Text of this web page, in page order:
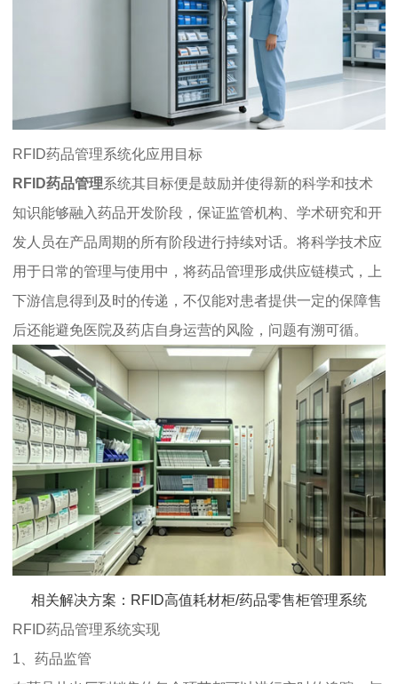
RFID药品管理系统化应用目标
RFID药品管理系统其目标便是鼓励并使得新的科学和技术
知识能够融入药品开发阶段，保证监管机构、学术研究和开
发人员在产品周期的所有阶段进行持续对话。将科学技术应
用于日常的管理与使用中，将药品管理形成供应链模式，上
下游信息得到及时的传递，不仅能对患者提供一定的保障售
后还能避免医院及药店自身运营的风险，问题有溯可循。
相关解决方案：RFID高值耗材柜/药品零售柜管理系统
RFID药品管理系统实现
1、药品监管